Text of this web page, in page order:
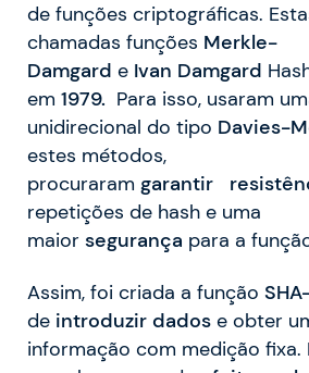
de funções criptográficas.
chamadas funções Merkle-
Damgard e Ivan Damgard
em 1979. Para isso, usaram
unidirecional do tipo Davies-
estes métodos,
procuraram garantir
repetições de hash e uma
maior segurança para a
Assim, foi criada a função
de introduzir dados e obter
informação com medição fixa.